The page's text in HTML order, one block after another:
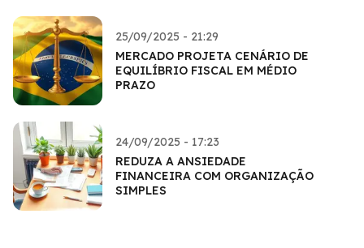
25/09/2025 - 21:29
MERCADO PROJETA CENÁRIO DE
EQUILÍBRIO FISCAL EM MÉDIO
PRAZO
24/09/2025 - 17:23
REDUZA A ANSIEDADE
FINANCEIRA COM ORGANIZAÇÃO
SIMPLES